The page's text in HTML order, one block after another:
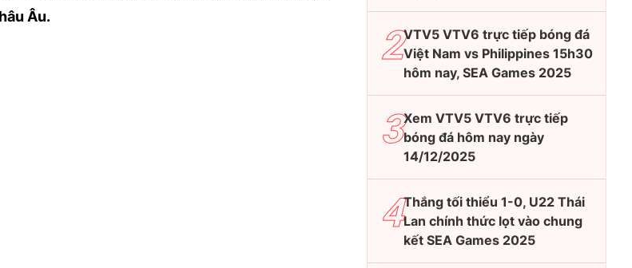
Âu.
VTV5 VTV6 trực tiếp bóng đá
Việt Nam vs Philippines 15h30
hôm nay, SEA Games 2025
Xem VTV5 VTV6 trực tiếp
bóng đá hôm nay ngày
14/12/2025
Thắng tối thiểu 1-0, U22 Thái
Lan chính thức lọt vào chung
kết SEA Games 2025